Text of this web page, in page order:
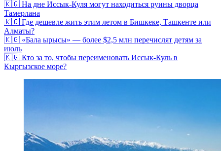
🇰🇬 На дне Иссык-Куля могут находиться руины дворца
Тамерлана
🇰🇬 Где дешевле жить этим летом в Бишкеке, Ташкенте или
Алматы?
🇰🇬 «Бала ырысы» — более $2,5 млн перечислят детям за
июль
🇰🇬 Кто за то, чтобы переименовать Иссык-Куль в
Кыргызское море?